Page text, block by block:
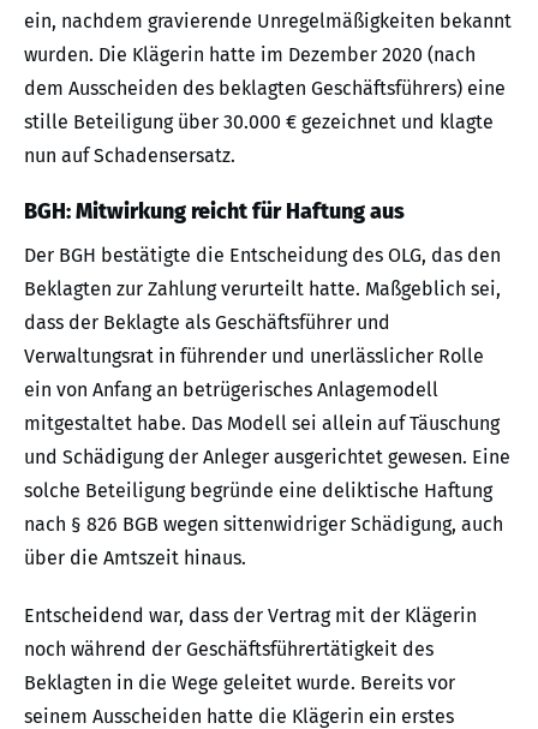
ein, nachdem gravierende Unregelmäßigkeiten bekannt
wurden. Die Klägerin hatte im Dezember 2020 (nach
dem Ausscheiden des beklagten Geschäftsführers) eine
stille Beteiligung über 30.000 € gezeichnet und klagte
nun auf Schadensersatz.
BGH: Mitwirkung reicht für Haftung aus
Der BGH bestätigte die Entscheidung des OLG, das den
Beklagten zur Zahlung verurteilt hatte. Maßgeblich sei,
dass der Beklagte als Geschäftsführer und
Verwaltungsrat in führender und unerlässlicher Rolle
ein von Anfang an betrügerisches Anlagemodell
mitgestaltet habe. Das Modell sei allein auf Täuschung
und Schädigung der Anleger ausgerichtet gewesen. Eine
solche Beteiligung begründe eine deliktische Haftung
nach § 826 BGB wegen sittenwidriger Schädigung, auch
über die Amtszeit hinaus.
Entscheidend war, dass der Vertrag mit der Klägerin
noch während der Geschäftsführertätigkeit des
Beklagten in die Wege geleitet wurde. Bereits vor
seinem Ausscheiden hatte die Klägerin ein erstes